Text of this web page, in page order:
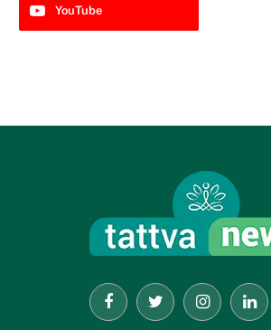
YouTube
FacebookTwitter Instagram